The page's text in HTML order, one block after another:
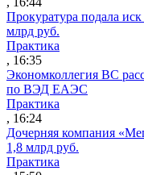
Прокуратура подала
млрд руб.
Практика
, 16:35
Экономколлегия ВС
по ВЭД ЕАЭС
Практика
, 16:24
Дочерняя компания
1,8 млрд руб.
Практика